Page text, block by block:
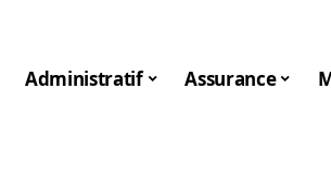
Administratif Assurance